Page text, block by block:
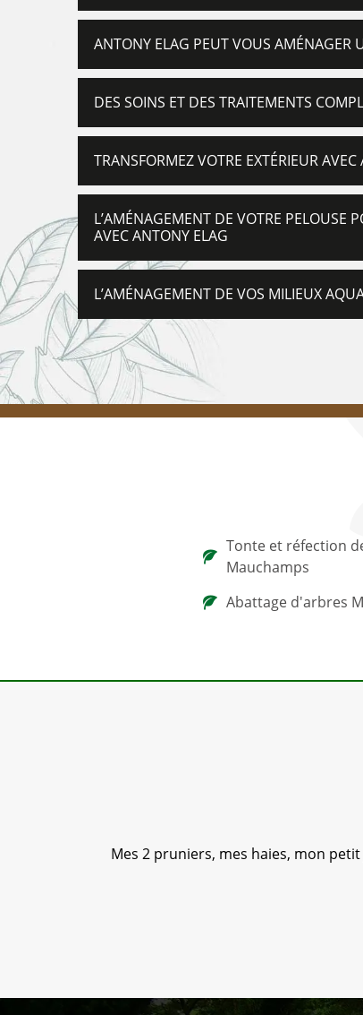
ANTONY ELAG PEUT VOUS AMÉNAGER
DES SOINS ET DES TRAITEMENTS
TRANSFORMEZ VOTRE EXTÉRIEUR
L’AMÉNAGEMENT DE VOTRE PELOUSE
AVEC ANTONY ELAG
L’AMÉNAGEMENT DE VOS MILIEUX
Tonte et réfection
Mauchamps
Abattage d'arbres
Mes 2 pruniers, mes haies, mon